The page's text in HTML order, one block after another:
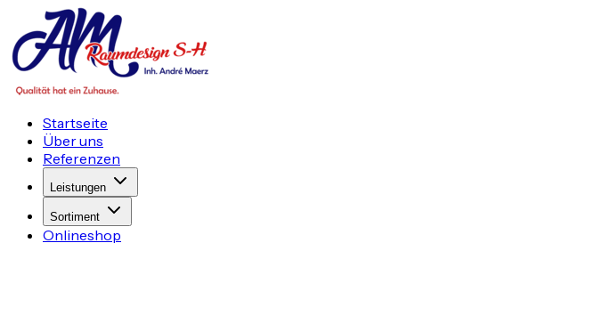
Startseite
Über uns
Referenzen
Leistungen
Sortiment
Onlineshop